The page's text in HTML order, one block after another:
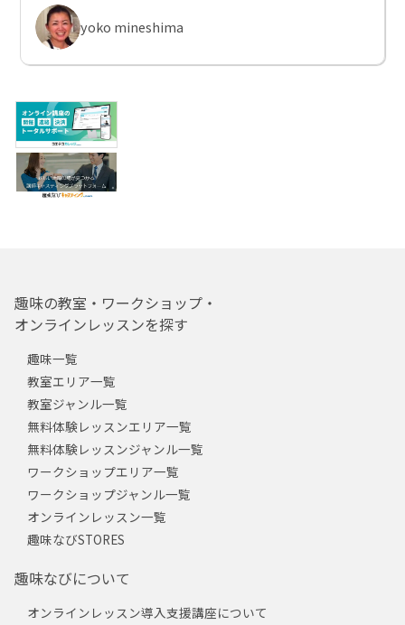
yoko mineshima
趣味の教室・ワークショップ・
オンラインレッスンを探す
趣味一覧
教室エリア一覧
教室ジャンル一覧
無料体験レッスンエリア一覧
無料体験レッスンジャンル一覧
ワークショップエリア一覧
ワークショップジャンル一覧
オンラインレッスン一覧
趣味なびSTORES
趣味なびについて
オンラインレッスン導入支援講座について